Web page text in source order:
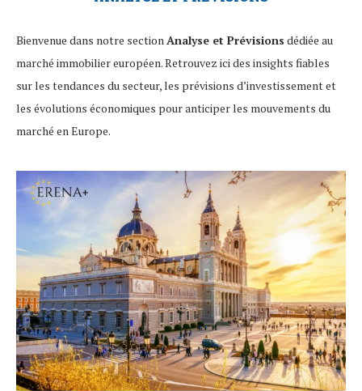
Bienvenue dans notre sectionAnalyse et Prévisions dédiée au
marché immobilier européen. Retrouvez ici des insights fiables
sur les tendances du secteur, les prévisions d’investissement et
les évolutions économiques pour anticiper les mouvements du
marché en Europe.